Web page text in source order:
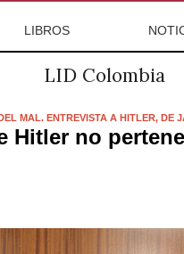
LIBROS
LID Colombia
MAL. ENTREVISTA A HITLER, DE
Hitler no